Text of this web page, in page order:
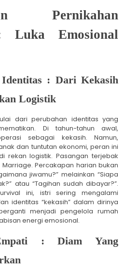
Pernikahan
Luka Emosional
Identitas : Dari Kekasih
Logistik
dari perubahan identitas yang
Di tahun-tahun awal,
sebagai kekasih. Namun,
dan tuntutan ekonomi, peran ini
rekan logistik. Pasangan terjebak
Percakapan harian bukan
jiwamu?” melainkan “Siapa
atau “Tagihan sudah dibayar?”.
ini, istri sering mengalami
identitas “kekasih” dalam dirinya
menjadi pengelola rumah
energi emosional.
: Diam Yang